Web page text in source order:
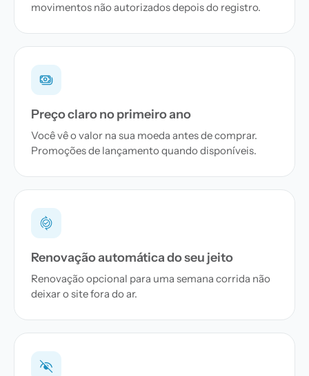
movimentos não autorizados depois do registro.
Preço claro no primeiro ano
Você vê o valor na sua moeda antes de comprar.
Promoções de lançamento quando disponíveis.
Renovação automática do seu jeito
Renovação opcional para uma semana corrida não
deixar o site fora do ar.